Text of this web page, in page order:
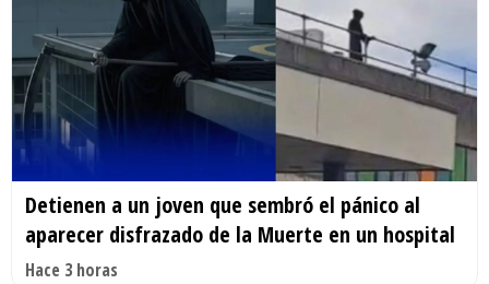
Detienen a un joven que sembró el pánico al
aparecer disfrazado de la Muerte en un hospital
Hace 3 horas